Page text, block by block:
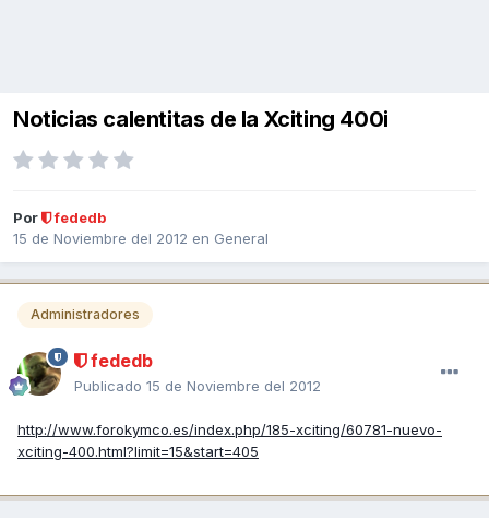
Noticias calentitas de la Xciting 400i
Por
fededb
15 de Noviembre del 2012 en General
Administradores
fededb
Publicado 15 de Noviembre del 2012
http://www.forokymco.es/index.php/185-xciting/60781-nuevo-
xciting-400.html?limit=15&start=405